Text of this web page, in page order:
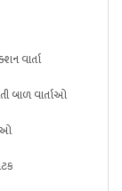
વાર્તા
બાળ વાર્તાઓ